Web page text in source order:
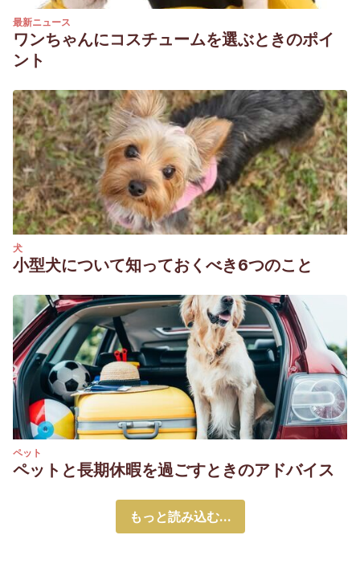
最新ニュース
ワンちゃんにコスチュームを選ぶときのポイ
ント
犬
小型犬について知っておくべき6つのこと
ペット
ペットと長期休暇を過ごすときのアドバイス
もっと読み込む...